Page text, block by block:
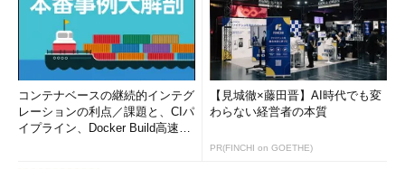
コンテナベースの継続的インテグ
レーションの利点／課題と、CIパ
イプライン、Docker Build高速化
【見城徹×藤田晋】AI時代でも変
わらない経営者の本質
PR(FINCHI on GOETHE)